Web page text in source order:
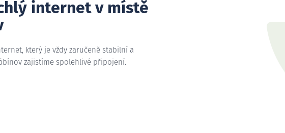
internet v místě
který je vždy zaručeně stabilní a
zajistíme spolehlivé připojení.